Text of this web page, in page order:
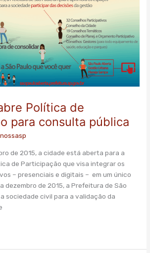
Política de
para consulta pública
de 2015, a cidade está aberta para a
de Participação que visa integrar os
– presenciais e digitais – em um único
dezembro de 2015, a Prefeitura de São
sociedade civil para a validação da